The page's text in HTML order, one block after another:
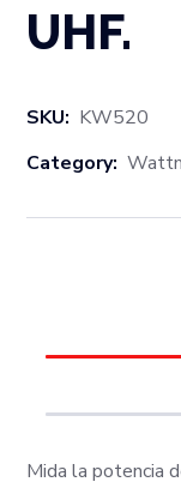
UHF.
SKU: KW520
Category:
Mida la potencia